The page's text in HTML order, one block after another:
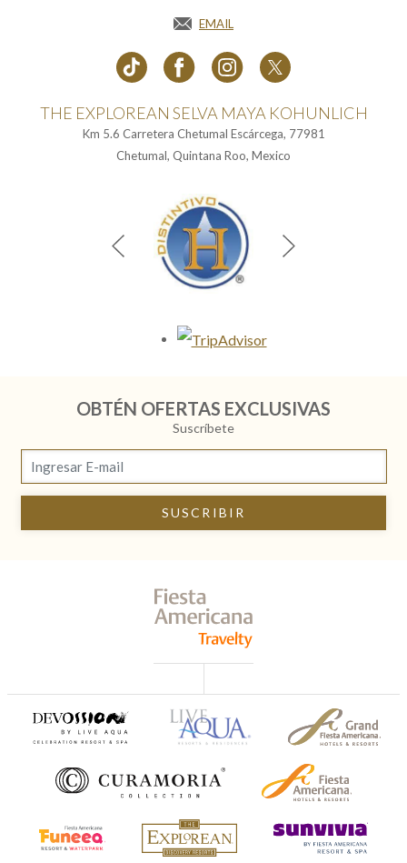
EMAIL
THE EXPLOREAN SELVA MAYA KOHUNLICH
Km 5.6 Carretera Chetumal Escárcega, 77981
Chetumal, Quintana Roo, Mexico
Opens in a new tab.
OBTÉN OFERTAS EXCLUSIVAS
Suscríbete
SUSCRIBIR